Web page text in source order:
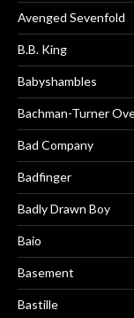
Avenged Sevenfold
B.B. King
Babyshambles
Bachman-Turner
Bad Company
Badfinger
Badly Drawn Boy
Baio
Basement
Bastille